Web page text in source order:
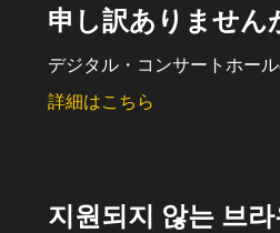
申し訳ありません
デジタル・コンサートホー
詳細はこちら
지원되지 않는 브